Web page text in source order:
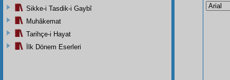
Sikke-i Tasdik-i Gaybî
Muhâkemat
Tarihçe-i Hayat
İlk Dönem Eserleri